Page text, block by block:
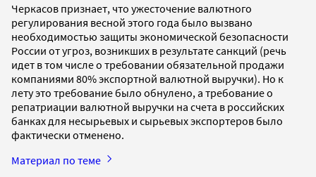
Черкасов признает, что ужесточение валютного
регулирования весной этого года было вызвано
необходимостью защиты экономической безопасности
России от угроз, возникших в результате санкций (речь
идет в том числе о требовании обязательной продажи
компаниями 80% экспортной валютной выручки). Но к
лету это требование было обнулено, а требование о
репатриации валютной выручки на счета в российских
банках для несырьевых и сырьевых экспортеров было
фактически отменено.
Материал по теме